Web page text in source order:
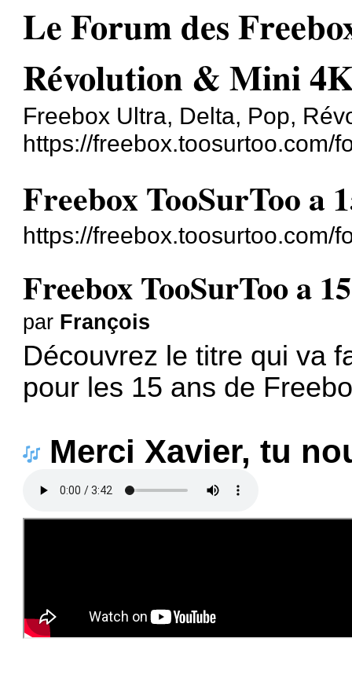
Le Forum des
Révolution & Mini
Freebox Ultra, Delta, Pop,
https://freebox.toosurtoo.com/
Freebox TooSurToo a
https://freebox.toosurtoo.com/
Freebox TooSurToo a
par François
Découvrez le titre qui va
pour les 15 ans de
Merci Xavier, tu